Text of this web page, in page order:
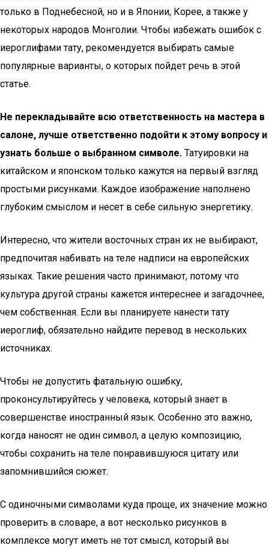
только в Поднебесной, но и в Японии, Корее, а также у
некоторых народов Монголии. Чтобы избежать ошибок с
иероглифами тату, рекомендуется выбирать самые
популярные варианты, о которых пойдет речь в этой
статье.
Не перекладывайте всю ответственность на мастера в
салоне, лучше ответственно подойти к этому вопросу и
узнать больше о выбранном символе. Татуировки на
китайском и японском только кажутся на первый взгляд
простыми рисунками. Каждое изображение наполнено
глубоким смыслом и несет в себе сильную энергетику.
Интересно, что жители восточных стран их не выбирают,
предпочитая набивать на теле надписи на европейских
языках. Такие решения часто принимают, потому что
культура другой страны кажется интереснее и загадочнее,
чем собственная. Если вы планируете нанести тату
иероглиф, обязательно найдите перевод в нескольких
источниках.
Чтобы не допустить фатальную ошибку,
проконсультируйтесь у человека, который знает в
совершенстве иностранный язык. Особенно это важно,
когда наносят не один символ, а целую композицию,
чтобы сохранить на теле понравившуюся цитату или
запомнившийся сюжет.
С одиночными символами куда проще, их значение можно
проверить в словаре, а вот несколько рисунков в
комплексе могут иметь не тот смысл, который вы